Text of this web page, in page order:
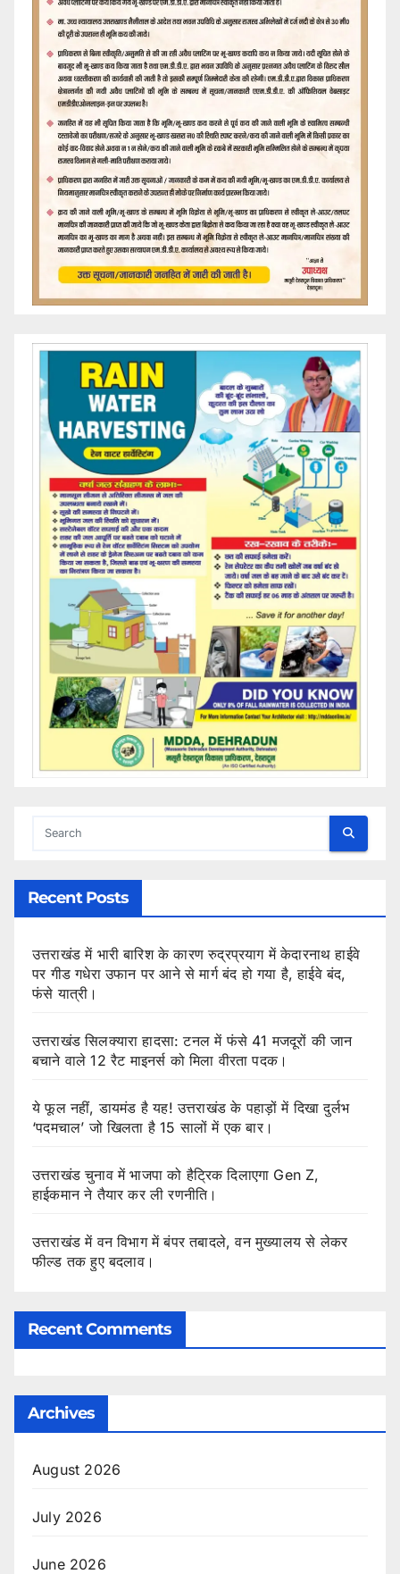
Recent Posts
उत्तराखंड में भारी बारिश के कारण रुद्रप्रयाग में केदारनाथ हाईवे
पर गीड गधेरा उफान पर आने से मार्ग बंद हो गया है, हाईवे बंद,
फंसे यात्री।
उत्तराखंड सिलक्यारा हादसा: टनल में फंसे 41 मजदूरों की जान
बचाने वाले 12 रैट माइनर्स को मिला वीरता पदक।
ये फूल नहीं, डायमंड है यह! उत्तराखंड के पहाड़ों में दिखा दुर्लभ
‘पदमचाल’ जो खिलता है 15 सालों में एक बार।
उत्तराखंड चुनाव में भाजपा को हैट्रिक दिलाएगा Gen Z,
हाईकमान ने तैयार कर ली रणनीति।
उत्तराखंड में वन विभाग में बंपर तबादले, वन मुख्यालय से लेकर
फील्ड तक हुए बदलाव।
Recent Comments
Archives
August 2026
July 2026
June 2026